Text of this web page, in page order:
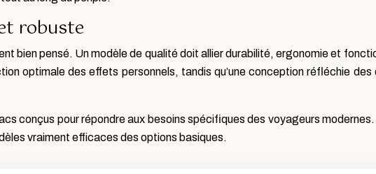
robuste
bien pensé. Un modèle de qualité doit allier durabilité, ergonomie et
optimale des effets personnels, tandis qu’une conception réfléchie
conçus pour répondre aux besoins spécifiques des voyageurs
vraiment efficaces des options basiques.